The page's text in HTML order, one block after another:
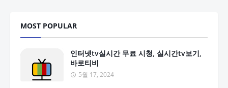
MOST POPULAR
인터넷tv실시간 무료 시청, 실시간tv보기,
바로티비
5월 17, 2024